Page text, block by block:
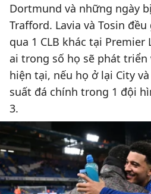
Dortmund và những ngày
Trafford. Lavia và Tosin
qua 1 CLB khác tại Premier
ai trong số họ sẽ phát
hiện tại, nếu họ ở lại City
suất đá chính trong 1 đội
3.